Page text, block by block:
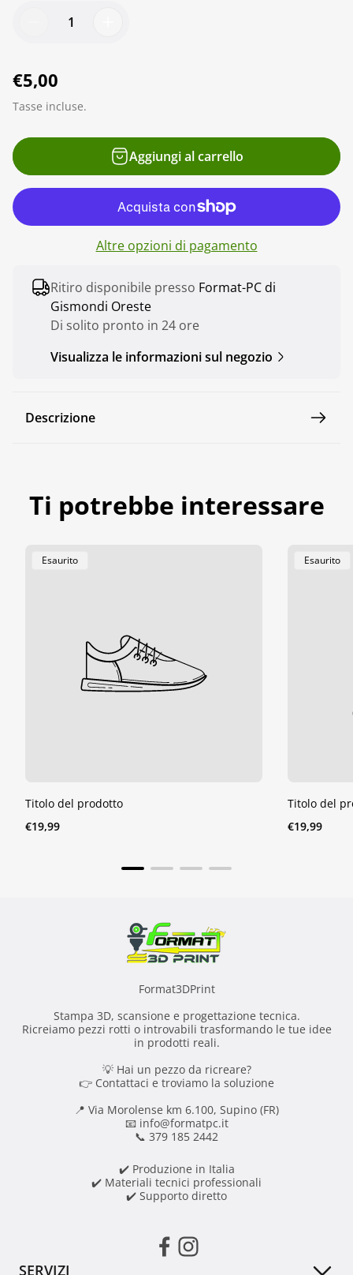
P
r
z
z
o
n
o
€5,00
Tasse incluse.
Aggiungi al carrello
Altre opzioni di pagamento
Ritiro disponibile presso Format-PC di
Gismondi Oreste
Di solito pronto in 24 ore
Visualizza le informazioni sul negozio
Descrizione
Ti potrebbe interessare
Etichetta
Esaurito
Titolo del prodotto
Prezzo
€19,99
Etichetta
Esaurito
Titolo del
Prezzo
€19,99
Format3DPrint
Stampa 3D, scansione e progettazione tecnica.
Ricreiamo pezzi rotti o introvabili trasformando le tue idee
in prodotti reali.
💡 Hai un pezzo da ricreare?
👉 Contattaci e troviamo la soluzione
📍 Via Morolense km 6.100, Supino (FR)
📧 info@formatpc.it
📞 379 185 2442
✔️ Produzione in Italia
✔️ Materiali tecnici professionali
✔️ Supporto diretto
SERVIZI